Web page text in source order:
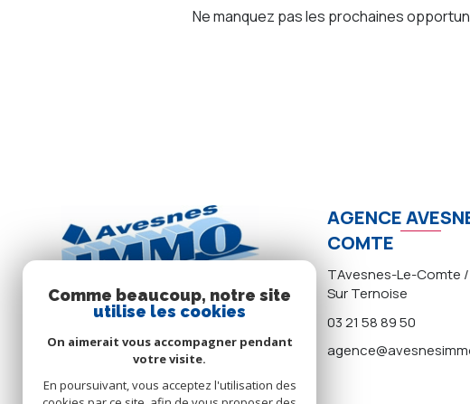
Ne manquez pas les prochaines
AGENCE
COMTE
TAvesnes-Le-Comte /
Sur Ternoise
03 21 58 89 50
Comme beaucoup, notre site
utilise les cookies
On aimerait vous accompagner pendant
votre visite.
En poursuivant, vous acceptez l'utilisation des